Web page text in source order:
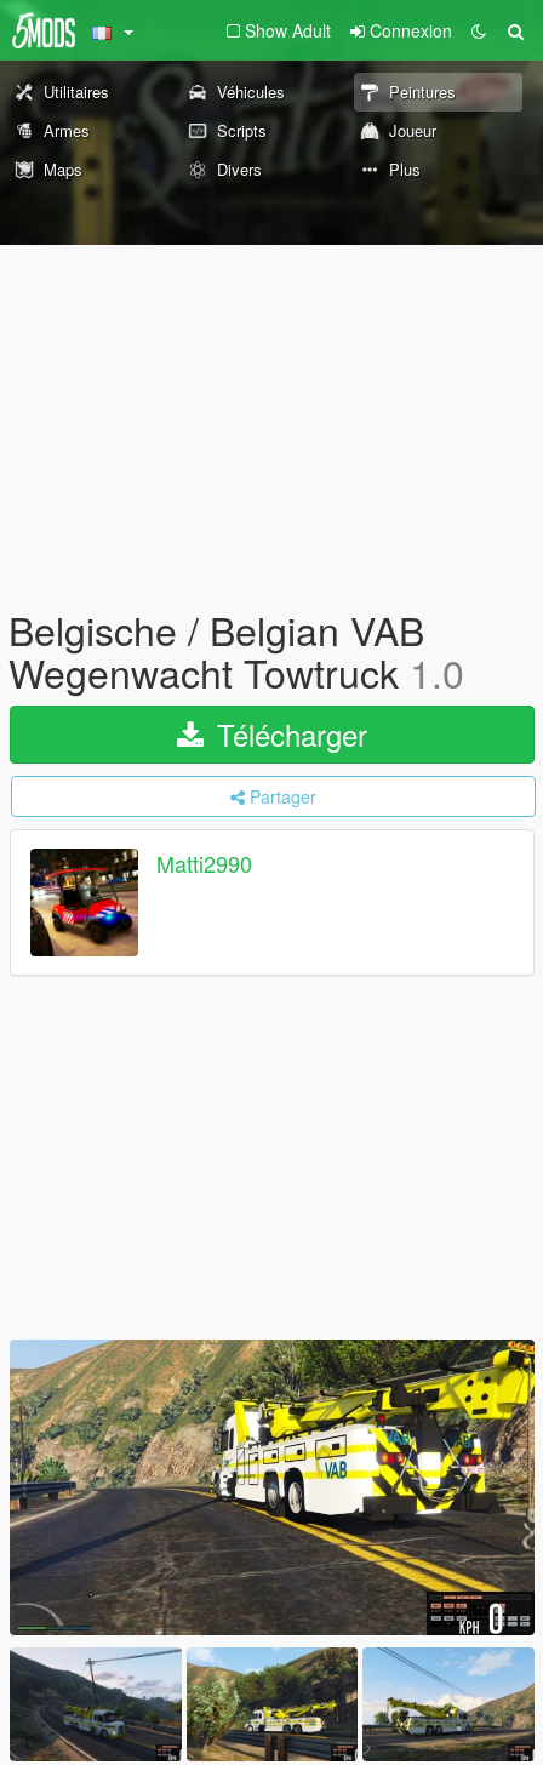
Show Adult Connexion
Utilitaires Véhicules
Peintures
Armes
Scripts
Joueur
Maps
Divers Plus
Belgische / Belgian VAB
Wegenwacht Towtruck 1.0
Télécharger
Partager
Matti2990